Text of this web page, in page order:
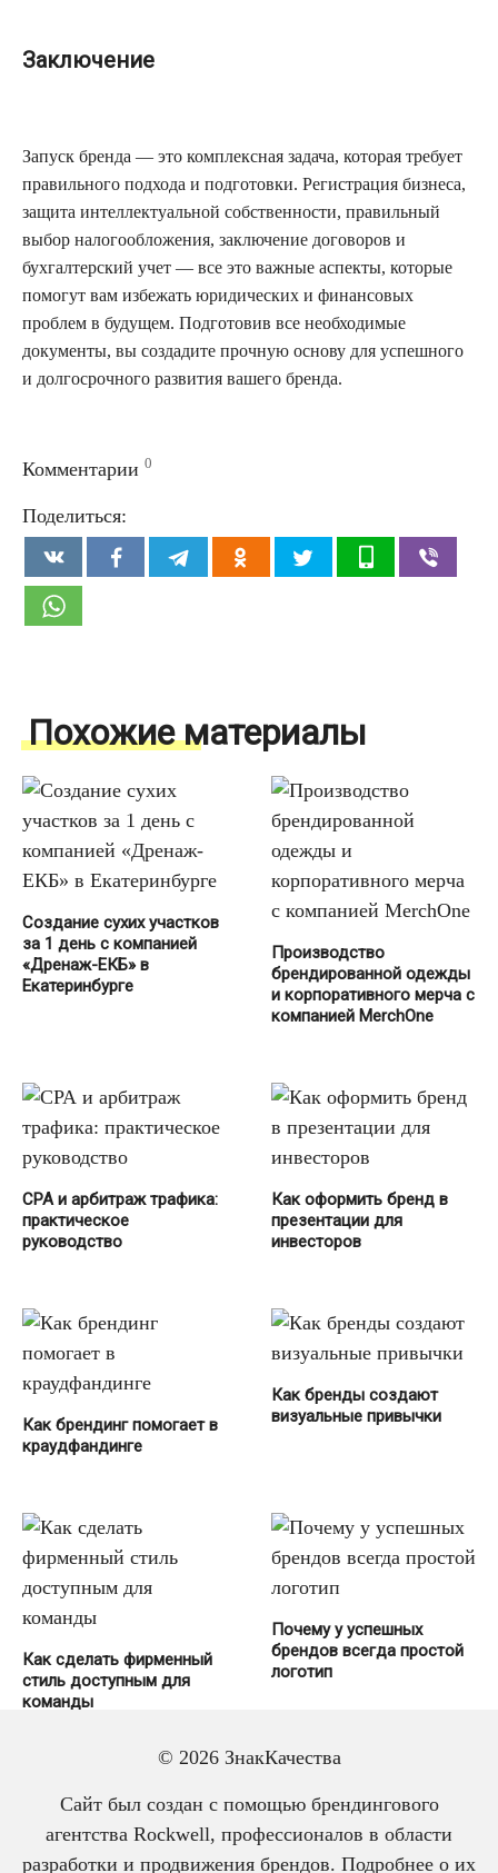
Заключение
Запуск бренда — это комплексная задача, которая требует
правильного подхода и подготовки. Регистрация бизнеса,
защита интеллектуальной собственности, правильный
выбор налогообложения, заключение договоров и
бухгалтерский учет — все это важные аспекты, которые
помогут вам избежать юридических и финансовых
проблем в будущем. Подготовив все необходимые
документы, вы создадите прочную основу для успешного
и долгосрочного развития вашего бренда.
Комментарии 0
Поделиться:
Похожие материалы
Создание сухих участков
за 1 день с компанией
«Дренаж-ЕКБ» в
Екатеринбурге
Производство
брендированной одежды
и корпоративного мерча с
компанией MerchOne
СРА и арбитраж трафика:
практическое
руководство
Как оформить бренд в
презентации для
инвесторов
Как брендинг помогает в
краудфандинге
Как бренды создают
визуальные привычки
Как сделать фирменный
стиль доступным для
команды
Почему у успешных
брендов всегда простой
логотип
© 2026 ЗнакКачества
Сайт был создан с помощью брендингового
агентства Rockwell, профессионалов в области
разработки и продвижения брендов. Подробнее о их